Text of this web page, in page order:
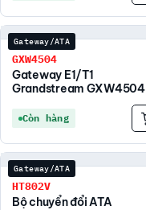
Gateway/ATA
GXW4504
Gateway E1/T1
Grandstream GXW4504
Còn hàng
Gateway/ATA
HT802V
Bộ chuyển đổi ATA